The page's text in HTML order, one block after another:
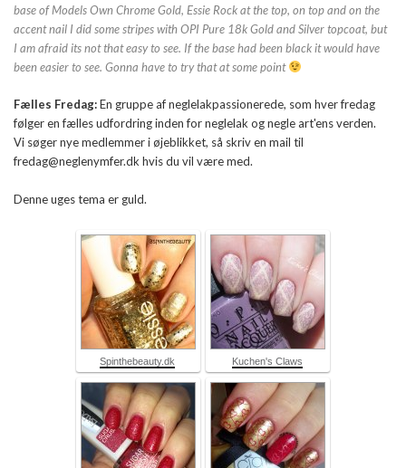
base of Models Own Chrome Gold, Essie Rock at the top, on top and on the
accent nail I did some stripes with OPI Pure 18k Gold and Silver topcoat, but
I am afraid its not that easy to see. If the base had been black it would have
been easier to see. Gonna have to try that at some point
Fælles Fredag:En gruppe af neglelakpassionerede, som hver fredag
følger en fælles udfordring inden for neglelak og negle art'ens verden.
Vi søger nye medlemmer i øjeblikket, så skriv en mail til
fredag@neglenymfer.dk hvis du vil være med.
Denne uges tema er guld.
Spinthebeauty.dk Kuchen's Claws